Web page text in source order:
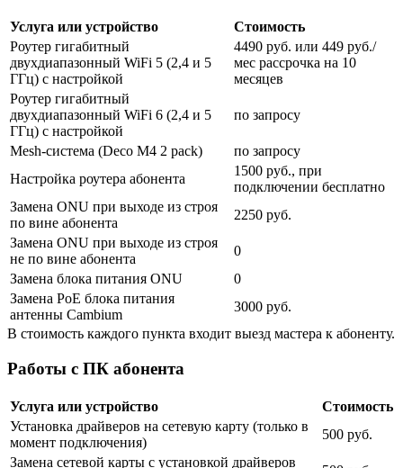
Услуга или устройство
Стоимость
Роутер гигабитный
двухдиапазонный WiFi 5 (2,4 и 5
ГГц) с настройкой
4490 руб. или 449 руб./
мес рассрочка на 10
месяцев
Роутер гигабитный
двухдиапазонный WiFi 6 (2,4 и 5
ГГц) с настройкой
по запросу
Mesh-система (Deco M4 2 pack)
по запросу
Настройка роутера абонента
1500 руб., при
подключении бесплатно
Замена ONU при выходе из строя
по вине абонента
2250 руб.
Замена ONU при выходе из строя
не по вине абонента
0
Замена блока питания ONU
0
Замена PoE блока питания
антенны Cambium
3000 руб.
В стоимость каждого пункта входит выезд мастера к абоненту.
Работы с ПК абонента
Услуга или устройство
Стоимость
Установка драйверов на сетевую карту (только в
момент подключения)
500 руб.
Замена сетевой карты с установкой драйверов